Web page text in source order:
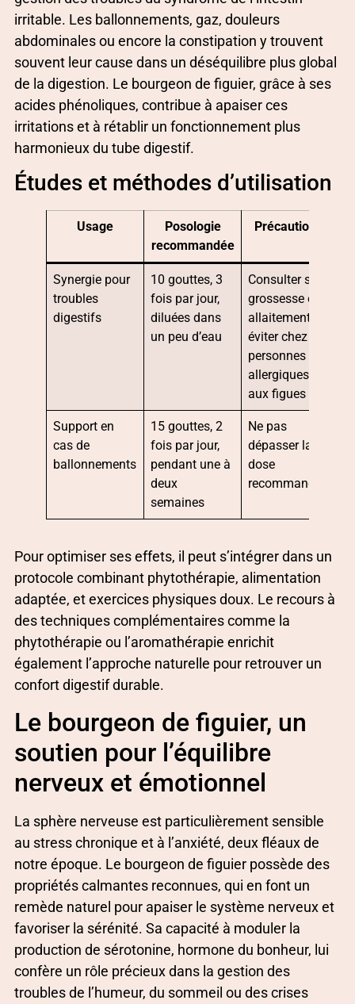
irritable. Les ballonnements, gaz, douleurs
abdominales ou encore la constipation y trouvent
souvent leur cause dans un déséquilibre plus global
de la digestion. Le bourgeon de figuier, grâce à ses
acides phénoliques, contribue à apaiser ces
irritations et à rétablir un fonctionnement plus
harmonieux du tube digestif.
Études et méthodes d’utilisation
Usage
Posologie
recommandée
Précautions
Synergie pour
troubles
digestifs
10 gouttes, 3
fois par jour,
diluées dans
un peu d’eau
Consulter si
grossesse ou
allaitement,
éviter chez les
personnes
allergiques
aux figues
Support en
cas de
ballonnements
15 gouttes, 2
fois par jour,
pendant une à
deux
semaines
Ne pas
dépasser la
dose
recommandée
Pour optimiser ses effets, il peut s’intégrer dans un
protocole combinant phytothérapie, alimentation
adaptée, et exercices physiques doux. Le recours à
des techniques complémentaires comme la
phytothérapie ou l’aromathérapie enrichit
également l’approche naturelle pour retrouver un
confort digestif durable.
Le bourgeon de figuier, un
soutien pour l’équilibre
nerveux et émotionnel
La sphère nerveuse est particulièrement sensible
au stress chronique et à l’anxiété, deux fléaux de
notre époque. Le bourgeon de figuier possède des
propriétés calmantes reconnues, qui en font un
remède naturel pour apaiser le système nerveux et
favoriser la sérénité. Sa capacité à moduler la
production de sérotonine, hormone du bonheur, lui
confère un rôle précieux dans la gestion des
troubles de l’humeur, du sommeil ou des crises